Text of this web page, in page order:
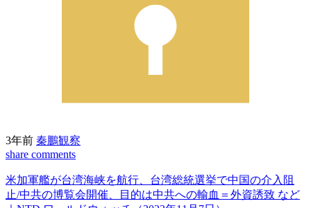
3年前 秦鵬観察
share comments
米加軍艦が台湾海峡を航行、台湾総統選挙で中国の介入阻
止/中共の博覧会開催、目的は中共への輸血＝外資誘致 など